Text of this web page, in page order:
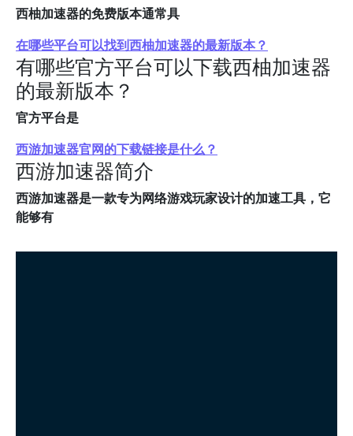
西柚加速器的免费版本通常具
在哪些平台可以找到西柚加速器的最新版本？
有哪些官方平台可以下载西柚加速器
的最新版本？
官方平台是
西游加速器官网的下载链接是什么？
西游加速器简介
西游加速器是一款专为网络游戏玩家设计的加速工具，它
能够有